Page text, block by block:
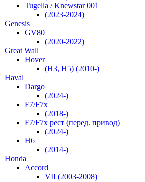
Tugella / Knewstar 001
(2023-2024)
Genesis
GV80
(2020-2022)
Great Wall
Hover
(H3, H5) (2010-)
Haval
Dargo
(2024-)
F7/F7x
(2018-)
F7/F7x рест (перед. привод)
(2024-)
H6
(2014-)
Honda
Accord
VII (2003-2008)